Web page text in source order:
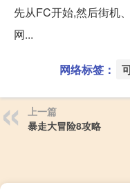
先从FC开始,然后街机
网...
网络标签：
上一篇
暴走大冒险8攻略